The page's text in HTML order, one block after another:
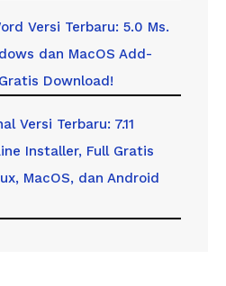
Versi Terbaru: 5.0 Ms.
dan MacOS Add-
Download!
Versi Terbaru: 7.11
Installer, Full Gratis
MacOS, dan Android